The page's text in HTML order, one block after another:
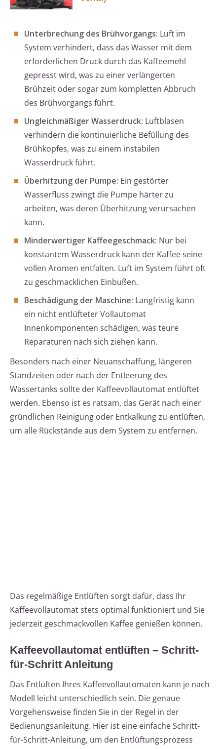
Unterbrechung des Brühvorgangs: Luft im
System verhindert, dass das Wasser mit dem
erforderlichen Druck durch das Kaffeemehl
gepresst wird, was zu einer verlängerten
Brühzeit oder sogar zum kompletten Abbruch
des Brühvorgangs führt.
Ungleichmäßiger Wasserdruck: Luftblasen
verhindern die kontinuierliche Befüllung des
Brühkopfes, was zu einem instabilen
Wasserdruck führt.
Überhitzung der Pumpe: Ein gestörter
Wasserfluss zwingt die Pumpe härter zu
arbeiten, was deren Überhitzung verursachen
kann.
Minderwertiger Kaffeegeschmack: Nur bei
konstantem Wasserdruck kann der Kaffee seine
vollen Aromen entfalten. Luft im System führt oft
zu geschmacklichen Einbußen.
Beschädigung der Maschine: Langfristig kann
ein nicht entlüfteter Vollautomat
Innenkomponenten schädigen, was teure
Reparaturen nach sich ziehen kann.
Besonders nach einer Neuanschaffung, längeren
Standzeiten oder nach der Entleerung des
Wassertanks sollte der Kaffeevollautomat entlüftet
werden. Ebenso ist es ratsam, das Gerät nach einer
gründlichen Reinigung oder Entkalkung zu entlüften,
um alle Rückstände aus dem System zu entfernen.
Das regelmäßige Entlüften sorgt dafür, dass Ihr
Kaffeevollautomat stets optimal funktioniert und Sie
jederzeit geschmackvollen Kaffee genießen können.
Kaffeevollautomat entlüften – Schritt-
für-Schritt Anleitung
Das Entlüften Ihres Kaffeevollautomaten kann je nach
Modell leicht unterschiedlich sein. Die genaue
Vorgehensweise finden Sie in der Regel in der
Bedienungsanleitung. Hier ist eine einfache Schritt-
für-Schritt-Anleitung, um den Entlüftungsprozess